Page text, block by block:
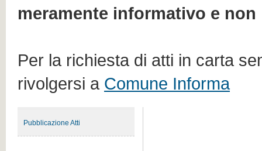
meramente informativo e
Per la richiesta di atti in carta
rivolgersi a Comune Informa
Pubblicazione Atti